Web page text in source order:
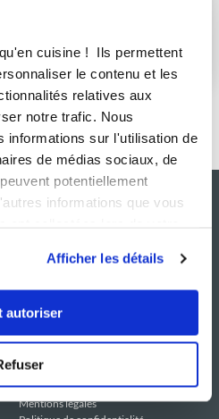
cuisine ! Ils permettent
le contenu et les
relatives aux
notre trafic. Nous
informations sur l'utilisation de
de médias sociaux, de
potentiellement
informations que vous
Afficher les détails
autoriser
SERVICE CONSO
Contactez-nous
C.G.U
Mentions légales